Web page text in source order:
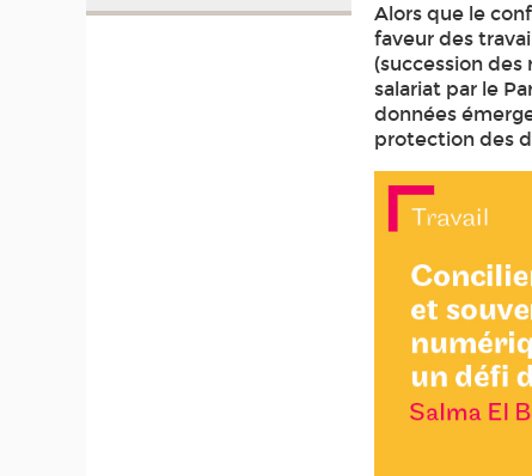
Alors que le
faveur des
(succession
salariat par le
données
protection des